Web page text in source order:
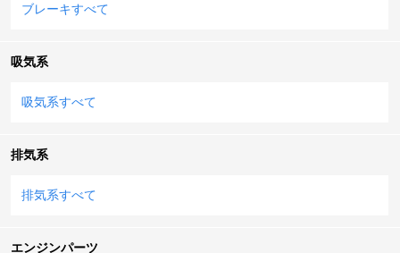
ブレーキすべて
吸気系
吸気系すべて
排気系
排気系すべて
エンジンパーツ